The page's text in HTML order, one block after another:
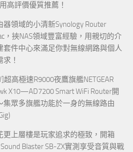
高評價優質推薦！
器領域的小清新Synology Router
，挾NAS領域豐富經驗，用親切的介
套件中心來滿足你對無線網路與個人
！
超高極速R9000夜鷹旗艦NETGEAR
X10—AD7200 Smart WiFi Router開
集眾多旗艦功能於一身的無線路由
更上層樓是玩家追求的極致，開箱
Sound Blaster SB-ZX實測享受音質與戰